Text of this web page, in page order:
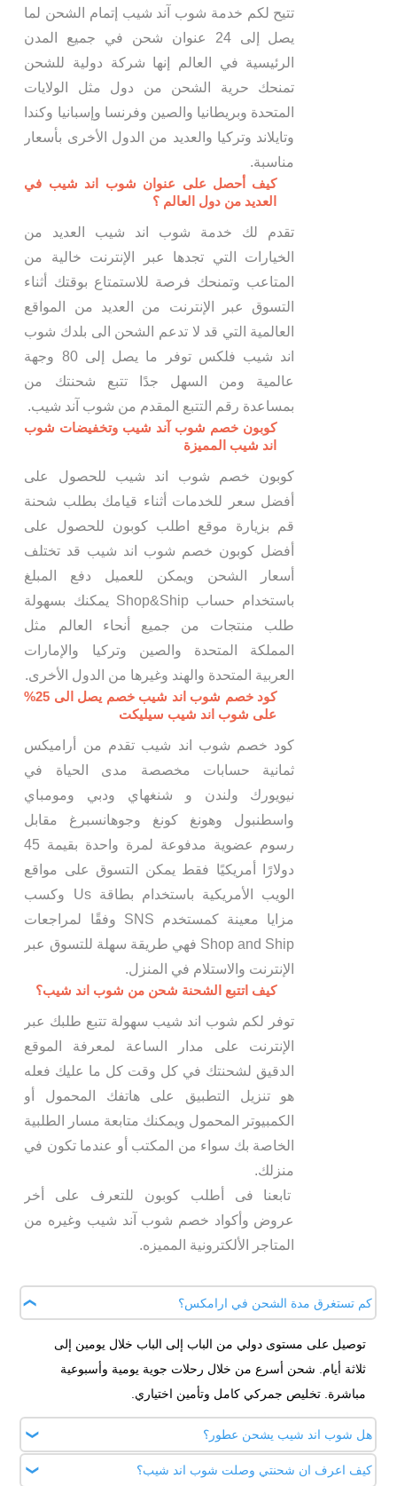
تتيح لكم خدمة شوب آند شيب إتمام الشحن لما
يصل إلى 24 عنوان شحن في جميع المدن
الرئيسية في العالم إنها شركة دولية للشحن
تمنحك حرية الشحن من دول مثل الولايات
المتحدة وبريطانيا والصين وفرنسا وإسبانيا وكندا
وتايلاند وتركيا والعديد من الدول الأخرى بأسعار
مناسبة.
كيف أحصل على عنوان شوب اند شيب في
العديد من دول العالم ؟
تقدم لك خدمة شوب اند شيب العديد من
الخيارات التي تجدها عبر الإنترنت خالية من
المتاعب وتمنحك فرصة للاستمتاع بوقتك أثناء
التسوق عبر الإنترنت من العديد من المواقع
العالمية التي قد لا تدعم الشحن الى بلدك شوب
اند شيب فلكس توفر ما يصل إلى 80 وجهة
عالمية ومن السهل جدًا تتبع شحنتك من
بمساعدة رقم التتبع المقدم من شوب آند شيب.
كوبون خصم شوب آند شيب وتخفيضات شوب
اند شيب المميزة
كوبون خصم شوب اند شيب للحصول على
أفضل سعر للخدمات أثناء قيامك بطلب شحنة
قم بزيارة موقع اطلب كوبون للحصول على
أفضل كوبون خصم شوب اند شيب قد تختلف
أسعار الشحن ويمكن للعميل دفع المبلغ
باستخدام حساب Shop&Ship يمكنك بسهولة
طلب منتجات من جميع أنحاء العالم مثل
المملكة المتحدة والصين وتركيا والإمارات
العربية المتحدة والهند وغيرها من الدول الأخرى.
كود خصم شوب اند شيب خصم يصل الى 25%
على شوب اند شيب سيليكت
كود خصم شوب اند شيب تقدم من أراميكس
ثمانية حسابات مخصصة مدى الحياة في
نيويورك ولندن و شنغهاي ودبي ومومباي
واسطنبول وهونغ كونغ وجوهانسبرغ مقابل
رسوم عضوية مدفوعة لمرة واحدة بقيمة 45
دولارًا أمريكيًا فقط يمكن التسوق على مواقع
الويب الأمريكية باستخدام بطاقة Us وكسب
مزايا معينة كمستخدم SNS وفقًا لمراجعات
Shop and Ship فهي طريقة سهلة للتسوق عبر
الإنترنت والاستلام في المنزل.
كيف اتتبع الشحنة شحن من شوب اند شيب؟
توفر لكم شوب اند شيب سهولة تتبع طلبك عبر
الإنترنت على مدار الساعة لمعرفة الموقع
الدقيق لشحنتك في كل وقت كل ما عليك فعله
هو تنزيل التطبيق على هاتفك المحمول أو
الكمبيوتر المحمول ويمكنك متابعة مسار الطلبية
الخاصة بك سواء من المكتب أو عندما تكون في
منزلك.
تابعنا فى أطلب كوبون للتعرف على أخر
عروض وأكواد خصم شوب آند شيب وغيره من
المتاجر الألكترونية المميزه.
كم تستغرق مدة الشحن في ارامكس؟
توصيل على مستوى دولي من الباب إلى الباب خلال يومين إلى
ثلاثة أيام. شحن أسرع من خلال رحلات جوية يومية وأسبوعية
مباشرة. تخليص جمركي كامل وتأمين اختياري.
هل شوب اند شيب يشحن عطور؟
شوب آند شيب بيرفيوم هى خدمة إضافية تمكنك من شراء العطور
كيف اعرف ان شحنتي وصلت شوب اند شيب؟